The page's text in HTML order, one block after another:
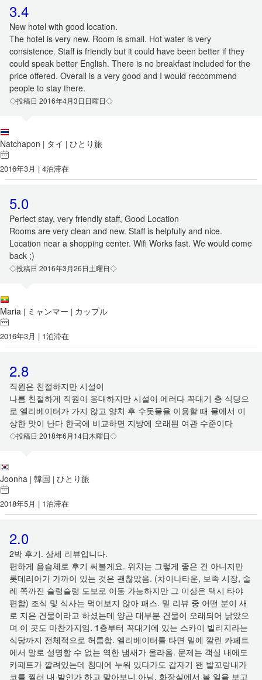
3.4
New hotel with good location.
The hotel is very new. Room is small. Hot water is very
consistence. Staff is friendly but it could have been better if they
could speak better English. There is no breakfast included for the
price offered. Overall is a very good and I would reccommend
people to stay there.
◇投稿日 2016年4月3日日曜日◇
Natchapon | タイ | ひとり旅
2016年3月 | 4泊滞在
5.0
Perfect stay, very friendly staff, Good Location
Rooms are very clean and new. Staff is helpfully and nice.
Location near a shopping center. Wifi Works fast. We would come
back ;)
◇投稿日 2016年3月26日土曜日◇
Maria | ミャンマー | カップル
2016年3月 | 1泊滞在
2.8
직원은 친절하지만 시설이
나름 친절하게 직원이 응대하지만 시설이 에러다 꼭대기 층 식당으
로 엘리베이터가 가지 않고 양치 후 수돗물을 이용할 때 물에서 이
상한 맛이 난다 한국에 비교하면 지방에 오래된 여관 수준이다
◇投稿日 2018年6月14日木曜日◇
Joonha | 韓国 | ひとり旅
2018年5月 | 1泊滞在
2.0
2박 후기. 상세 리뷰입니다.
편하게 음슴체로 후기 써볼게요. 위치는 그렇게 좋은 건 아니지만
롯데리아가 가까이 있는 것은 괜찮았음. (차이나타운, 보족 시장, 술
레 쪽까진 슬렁슬렁 도보로 이동 가능하지만 그 이상은 택시 타야
편함) 조식 및 식사는 먹어보지 않아 패스. 밑 리뷰 중 어떤 분이 새
로 지은 건물이라고 하셨는데 양곤 대부분 건물이 오래되어 낡았으
며 이 곳도 마찬가지임. 1층부터 꼭대기에 있는 스카이 빌리지라는
식당까지 전체적으로 허름함. 엘리베이터를 타면 밑에 깔린 카페트
에서 말로 설명할 수 없는 역한 냄새가 올라옴. 문제는 객실 내에도
카페트가 깔려있는데 침대에 누워 있다가도 갑자기 왠 발꼬랑내가
코를 찔러 내 발인가 하고 맡아보니 아님. 화장실에서 볼 일을 보고